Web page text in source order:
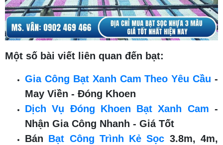
Một số bài viết liên quan đến bạt:
Gia Công Bạt Xanh Cam Theo Yêu Cầu -
May Viền - Đóng Khoen
Dịch Vụ Đóng Khoen Bạt Xanh Cam -
Nhận Gia Công Nhanh - Giá Tốt
Bán Bạt Công Trình Kẻ Sọc 3.8m, 4m,